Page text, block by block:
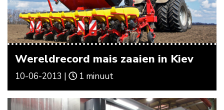
Wereldrecord mais zaaien in Kiev
10-06-2013 | 1 minuut